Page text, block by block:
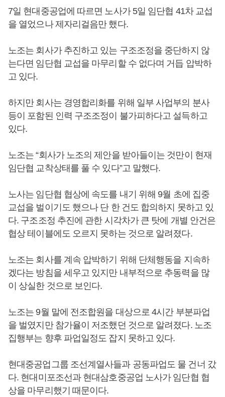
7일 현대중공업에 따르면 노사가 5일 임단협 41차 교섭
을 열었으나 제자리걸음만 했다.
노조는 회사가 추진하고 있는 구조조정을 중단하지 않
는다면 임단협 교섭을 마무리할 수 없다며 거듭 압박하
고 있다.
하지만 회사는 경영합리화를 위해 일부 사업부의 분사
등이 포함된 인력 구조조정이 불가피하다고 설득하고
있다.
노조는 “회사가 노조의 제안을 받아들이는 것만이 현재
임단협 교착상태를 풀 수 있다”고 말했다.
노사는 임단협 협상에 속도를 내기 위해 9월 초에 집중
교섭을 벌이기도 했으나 단 한 건도 합의하지 못하고 있
다. 구조조정 추진에 관한 시각차가 큰 탓에 개별 안건은
협상 테이블에도 오르지 못하는 것으로 알려졌다.
노조는 회사를 계속 압박하기 위해 단체행동을 지속하
겠다는 방침을 세우고 있지만 내부적으로 추동력을 많
이 상실한 것으로 보인다.
노조는 9월 말에 전조합원을 대상으로 4시간 부분파업
을 벌였지만 참가율이 저조했던 것으로 알려졌다. 노조
집행부는 향후 파업일정도 잡지 못하고 있다.
현대중공업그룹 조선계열사들과 공동파업도 물 건너 갔
다. 현대미포조선과 현대삼호중공업 노사가 임단협 협
상을 마무리했기 때문이다.